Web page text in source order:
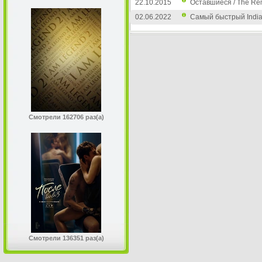
Смотрели 162706 раз(а)
Смотрели 136351 раз(а)
22.10.2015
Оставшиеся / The
02.06.2022
Самый быстрый